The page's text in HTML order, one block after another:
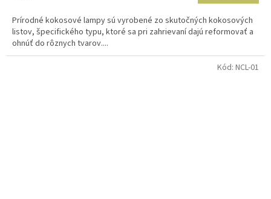
Prírodné kokosové lampy sú vyrobené zo skutočných kokosových
listov, špecifického typu, ktoré sa pri zahrievaní dajú reformovať a
ohnúť do rôznych tvarov....
Kód: NCL-01